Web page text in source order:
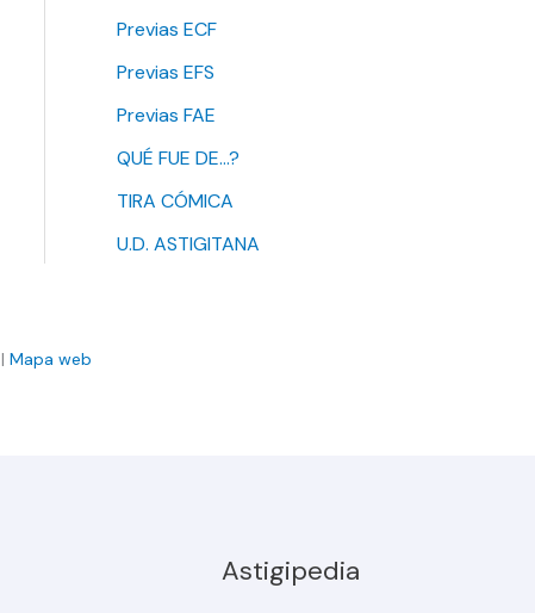
Previas ECF
Previas EFS
Previas FAE
QUÉ FUE DE…?
TIRA CÓMICA
U.D. ASTIGITANA
| Mapa web
Astigipedia